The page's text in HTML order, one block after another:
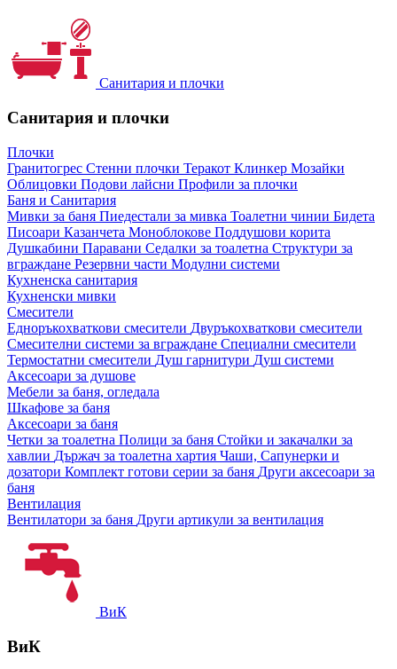
Санитария и плочки
Санитария и плочки
Плочки
Гранитогрес Стенни плочки Теракот Клинкер Мозайки
Облицовки Подови лайсни Профили за плочки
Баня и Санитария
Мивки за баня Пиедестали за мивка Тоалетни чинии Бидета
Писоари Казанчета Моноблокове Поддушови корита
Душкабини Паравани Седалки за тоалетна Структури за
вграждане Резервни части Модулни системи
Кухненска санитария
Кухненски мивки
Смесители
Едноръкохваткови смесители Двуръкохваткови смесители
Смесителни системи за вграждане Специални смесители
Термостатни смесители Душ гарнитури Душ системи
Аксесоари за душове
Мебели за баня, огледала
Шкафове за баня
Аксесоари за баня
Четки за тоалетна Полици за баня Стойки и закачалки за
хавлии Държач за тоалетна хартия Чаши, Сапунерки и
дозатори Комплект готови серии за баня Други аксесоари за
баня
Вентилация
Вентилатори за баня Други артикули за вентилация
ВиК
ВиК